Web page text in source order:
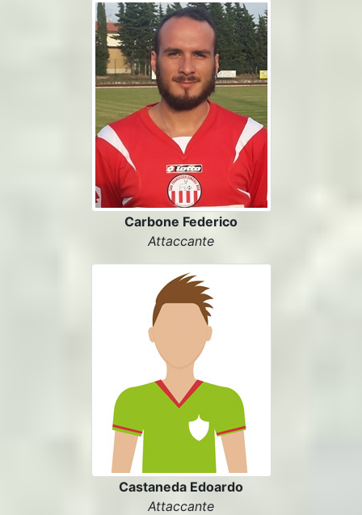
Carbone Federico
Attaccante
Castaneda Edoardo
Attaccante